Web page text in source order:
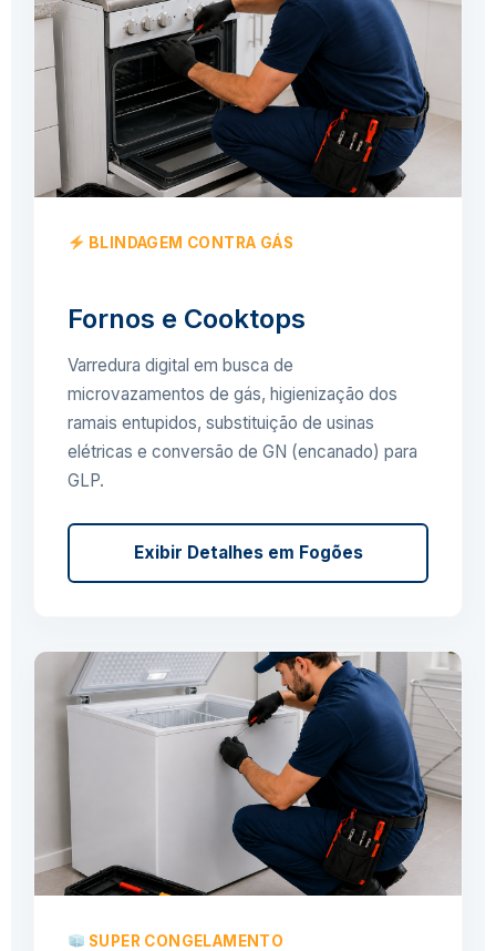
BLINDAGEM CONTRA GÁS
Fornos e Cooktops
Varredura digital em busca de
microvazamentos de gás, higienização dos
ramais entupidos, substituição de usinas
elétricas e conversão de GN (encanado) para
GLP.
Exibir Detalhes em Fogões
SUPER CONGELAMENTO